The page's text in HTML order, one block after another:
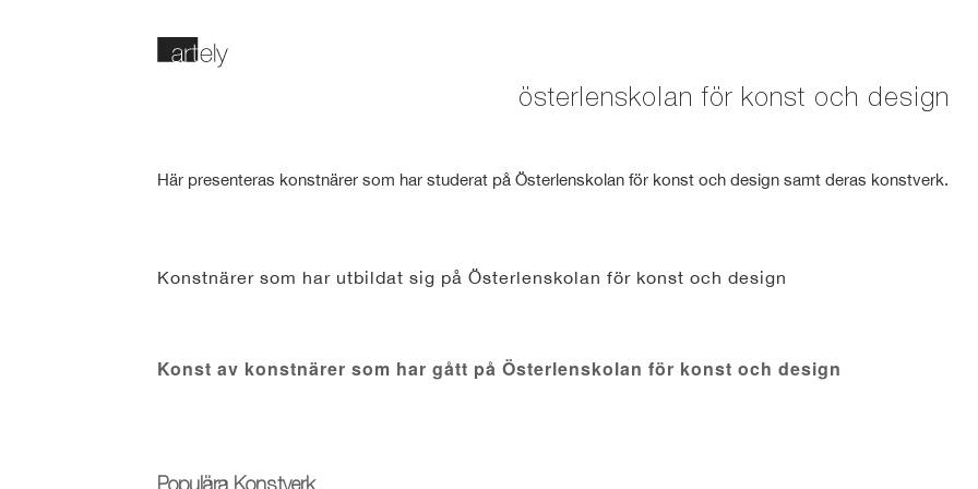
österlenskolan för konst och design
Här presenteras konstnärer som har studerat på Österlenskolan för konst och design samt deras konstverk.
Konstnärer som har utbildat sig på Österlenskolan för konst och design
Konst av konstnärer som har gått på Österlenskolan för konst och design